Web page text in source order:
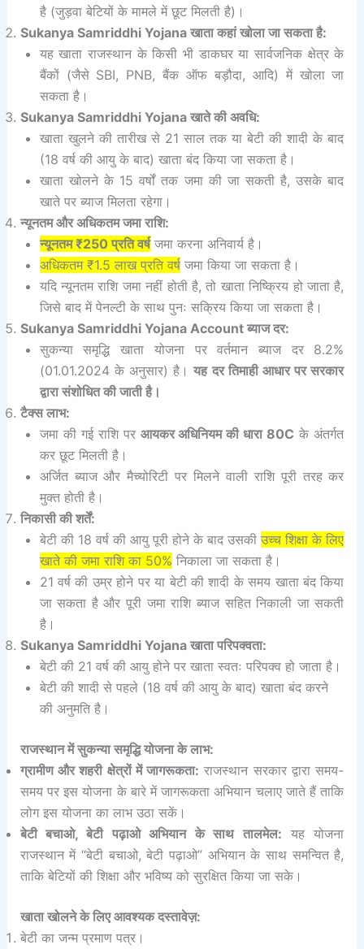
है (जुड़वा बेटियों के मामले में छूट मिलती है)।
Sukanya Samriddhi Yojana खाता कहां खोला जा सकता है:
यह खाता राजस्थान के किसी भी डाकघर या सार्वजनिक क्षेत्र के
बैंकों (जैसे SBI, PNB, बैंक ऑफ बड़ौदा, आदि) में खोला जा
सकता है।
Sukanya Samriddhi Yojana खाते की अवधि:
खाता खुलने की तारीख से 21 साल तक या बेटी की शादी के बाद
(18 वर्ष की आयु के बाद) खाता बंद किया जा सकता है।
खाता खोलने के 15 वर्षों तक जमा की जा सकती है, उसके बाद
खाते पर ब्याज मिलता रहेगा।
न्यूनतम और अधिकतम जमा राशि:
न्यूनतम ₹250 प्रति वर्षजमा करना अनिवार्य है।
अधिकतम ₹1.5 लाख प्रति वर्षजमा किया जा सकता है।
यदि न्यूनतम राशि जमा नहीं होती है, तो खाता निष्क्रिय हो जाता है,
जिसे बाद में पेनल्टी के साथ पुनः सक्रिय किया जा सकता है।
Sukanya Samriddhi Yojana Account ब्याज दर:
सुकन्या समृद्धि खाता योजना पर वर्तमान ब्याज दर 8.2%
(01.01.2024 के अनुसार) है।यह दर तिमाही आधार पर सरकार
द्वारा संशोधित की जाती है।
टैक्स लाभ:
जमा की गई राशि पर आयकर अधिनियम की धारा 80C के अंतर्गत
कर छूट मिलती है।
अर्जित ब्याज और मैच्योरिटी पर मिलने वाली राशि पूरी तरह कर
मुक्त होती है।
निकासी की शर्तें:
बेटी की 18 वर्ष की आयु पूरी होने के बाद उसकीउच्च शिक्षा के लिए
खाते की जमा राशि का 50% निकाला जा सकता है।
21 वर्ष की उम्र होने पर या बेटी की शादी के समय खाता बंद किया
जा सकता है और पूरी जमा राशि ब्याज सहित निकाली जा सकती
है।
Sukanya Samriddhi Yojana खाता परिपक्वता:
बेटी की 21 वर्ष की आयु होने पर खाता स्वतः परिपक्व हो जाता है।
बेटी की शादी से पहले (18 वर्ष की आयु के बाद) खाता बंद करने
की अनुमति है।
राजस्थान मेंसुकन्या समृद्धि योजनाके लाभ:
ग्रामीण और शहरी क्षेत्रों में जागरूकता: राजस्थान सरकार द्वारा समय-
समय पर इस योजना के बारे में जागरूकता अभियान चलाए जाते हैं ताकि
लोग इस योजना का लाभ उठा सकें।
बेटी बचाओ, बेटी पढ़ाओ अभियान के साथ तालमेल: यह योजना
राजस्थान में “बेटी बचाओ, बेटी पढ़ाओ” अभियान के साथ समन्वित है,
ताकि बेटियों की शिक्षा और भविष्य को सुरक्षित किया जा सके।
खाता खोलने के लिए आवश्यक दस्तावेज़:
बेटी का जन्म प्रमाण पत्र।